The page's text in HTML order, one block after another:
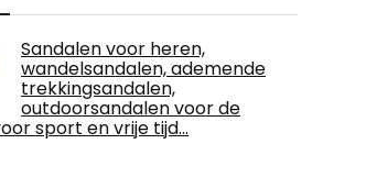
Sandalen voor heren,
wandelsandalen, ademende
trekkingsandalen,
outdoorsandalen voor de
sport en vrije tijd…